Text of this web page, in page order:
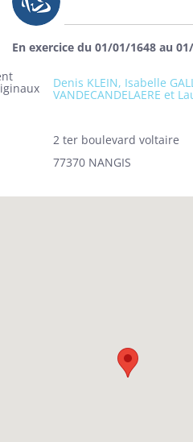
En exercice du 01/01/1648 au
Denis KLEIN, Isabelle
VANDECANDELAERE et
2 ter boulevard voltaire
77370 NANGIS